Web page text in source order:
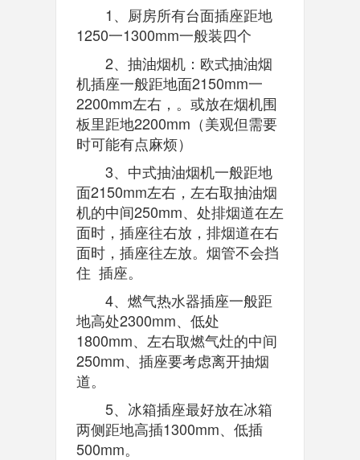
1、厨房所有台面插座距地
1250一1300mm一般装四个
2、抽油烟机：欧式抽油烟
机插座一般距地面2150mm一
2200mm左右，。或放在烟机围
板里距地2200mm（美观但需要
时可能有点麻烦）
3、中式抽油烟机一般距地
面2150mm左右，左右取抽油烟
机的中间250mm、处排烟道在左
面时，插座往右放，排烟道在右
面时，插座往左放。烟管不会挡
住 插座。
4、燃气热水器插座一般距
地高处2300mm、低处
1800mm、左右取燃气灶的中间
250mm、插座要考虑离开抽烟
道。
5、冰箱插座最好放在冰箱
两侧距地高插1300mm、低插
500mm。